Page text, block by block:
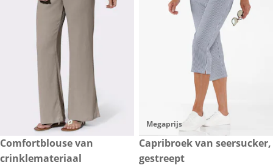
€ 27,-
Comfortblouse van
crinklemateriaal
Megaprijs
€ 25,-
Capribroek van seersucker,
gestreept